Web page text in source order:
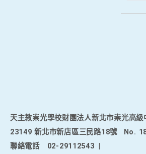
天主教崇光學校財團法人新北市崇光高級
23149 新北市新店區三民路18號
No.
聯絡電話
02-29112543